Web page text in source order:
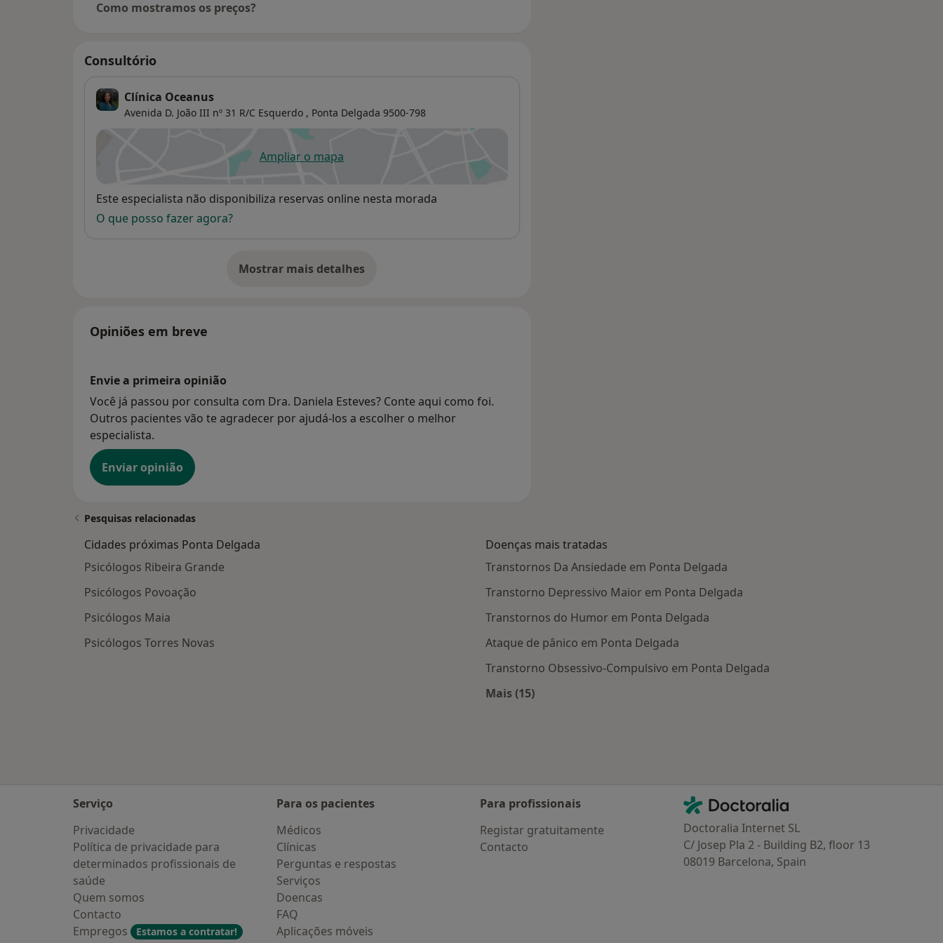
Como mostramos os preços?
Consultório
Clínica Oceanus
Avenida D. João III nº 31 R/C Esquerdo , Ponta Delgada 9500-798
Ampliar o mapaabre num novo separador
Disponibilidade
Este especialista não disponibiliza reservas online nesta morada
O que posso fazer agora?
Mostrar mais detalhes
sobre o endereço
Opiniões em breve
Envie a primeira opinião
Você já passou por consulta com Dra. Daniela Esteves? Conte aqui como foi.
Outros pacientes vão te agradecer por ajudá-los a escolher o melhor
especialista.
Enviar opinião
Pesquisas relacionadas
Cidades próximas Ponta Delgada
Psicólogos Ribeira Grande
Psicólogos Povoação
Psicólogos Maia
Psicólogos Torres Novas
Doenças mais tratadas
Transtornos Da Ansiedade em Ponta Delgada
Transtorno Depressivo Maior em Ponta Delgada
Transtornos do Humor em Ponta Delgada
Ataque de pânico em Ponta Delgada
Transtorno Obsessivo-Compulsivo em Ponta Delgada
Mais (15)
Serviço
Privacidade
Política de privacidade para
determinados profissionais de
saúde
Quem somos
Contacto
Empregos
Estamos a contratar!
Para os pacientes
Médicos
Clínicas
Perguntas e respostas
Serviços
Doencas
FAQ
Aplicações móveis
Para profissionais
Registar gratuitamente
Contacto
Contacto
Doctoralia - Homepage
Doctoralia Internet SL
C/ Josep Pla 2 - Building B2, floor 13
08019 Barcelona, Spain